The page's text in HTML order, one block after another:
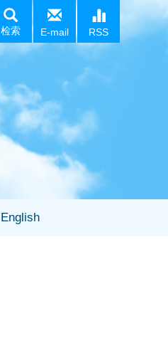
检索 E-mail RSS
English